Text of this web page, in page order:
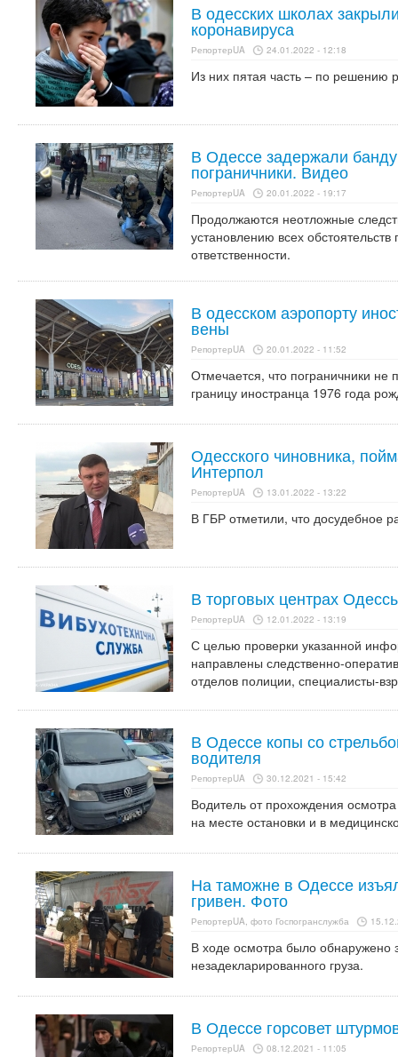
В одесских школах
коронавируса
РепортерUA 24.01.2022 - 12:18
Из них пятая часть – по решению
В Одессе задержали
пограничники. Видео
РепортерUA 20.01.2022 - 19:17
Продолжаются неотложные
установлению всех
ответственности.
В одесском аэропорту
вены
РепортерUA 20.01.2022 - 11:52
Отмечается, что пограничники не
границу иностранца 1976 года
Одесского чиновника,
Интерпол
РепортерUA 13.01.2022 - 13:22
В ГБР отметили, что досудебное
В торговых центрах
РепортерUA 12.01.2022 - 13:19
С целью проверки указанной
направлены следственно-
отделов полиции, специалисты-
В Одессе копы со
водителя
РепортерUA 30.12.2021 - 15:42
Водитель от прохождения
на месте остановки и в
На таможне в Одессе
гривен. Фото
РепортерUA, фото Госпогранслужба
В ходе осмотра было обнаружено
незадекларированного груза.
В Одессе горсовет
РепортерUA 08.12.2021 - 11:05